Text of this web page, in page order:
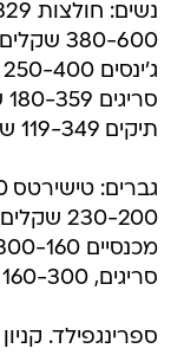
תיקים 119-349 שקלים; נעליים 200-700 שקלים.
סריגים, 160-300 שקלים; נעליים 200- 400 שקלים.
ספרינגפילד.